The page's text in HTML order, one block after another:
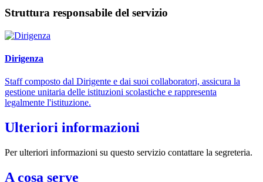
Struttura responsabile del servizio
Dirigenza
Staff composto dal Dirigente e dai suoi collaboratori, assicura la
gestione unitaria delle istituzioni scolastiche e rappresenta
legalmente l'istituzione.
Ulteriori informazioni
Per ulteriori informazioni su questo servizio contattare la segreteria.
A cosa serve